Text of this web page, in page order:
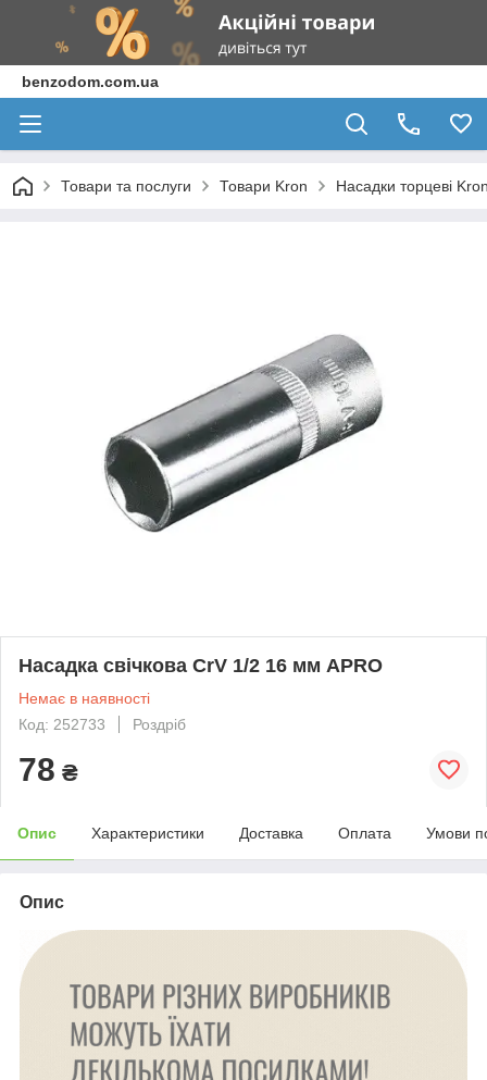
benzodom.com.ua
Товари та послуги Товари Kron Насадки торцеві
Насадка свічкова CrV 1/2 16 мм APRO
Немає в наявності
Код: 252733
Роздріб
78 ₴
Опис Характеристики Доставка Оплата Умови
Опис